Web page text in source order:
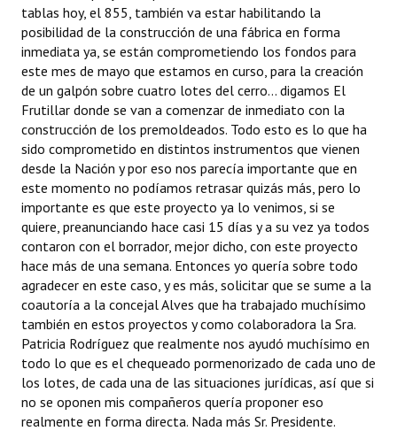
tablas hoy, el 855, también va estar habilitando la
posibilidad de la construcción de una fábrica en forma
inmediata ya, se están comprometiendo los fondos para
este mes de mayo que estamos en curso, para la creación
de un galpón sobre cuatro lotes del cerro... digamos El
Frutillar donde se van a comenzar de inmediato con la
construcción de los premoldeados. Todo esto es lo que ha
sido comprometido en distintos instrumentos que vienen
desde la Nación y por eso nos parecía importante que en
este momento no podíamos retrasar quizás más, pero lo
importante es que este proyecto ya lo venimos, si se
quiere, preanunciando hace casi 15 días y a su vez ya todos
contaron con el borrador, mejor dicho, con este proyecto
hace más de una semana. Entonces yo quería sobre todo
agradecer en este caso, y es más, solicitar que se sume a la
coautoría a la concejal Alves que ha trabajado muchísimo
también en estos proyectos y como colaboradora la Sra.
Patricia Rodríguez que realmente nos ayudó muchísimo en
todo lo que es el chequeado pormenorizado de cada uno de
los lotes, de cada una de las situaciones jurídicas, así que si
no se oponen mis compañeros quería proponer eso
realmente en forma directa. Nada más Sr. Presidente.